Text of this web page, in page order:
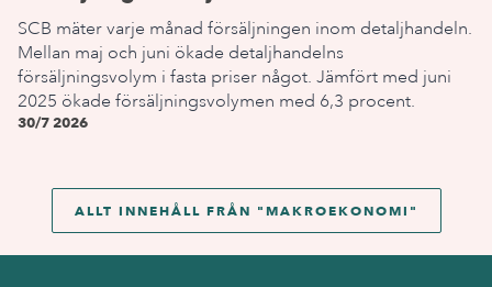
SCB mäter varje månad försäljningen inom detaljhandeln.
Mellan maj och juni ökade detaljhandelns
försäljningsvolym i fasta priser något. Jämfört med juni
2025 ökade försäljningsvolymen med 6,3 procent.
30/7 2026
ALLT INNEHÅLL FRÅN " MAKROEKONOMI "